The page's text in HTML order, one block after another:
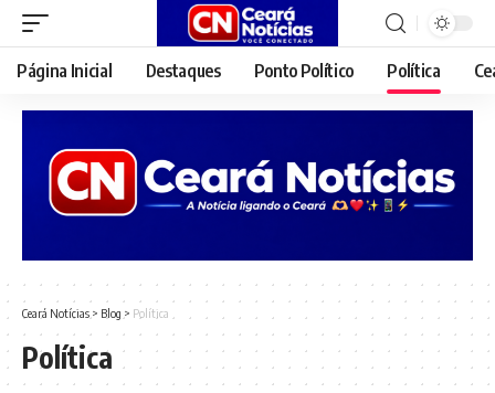
Página Inicial Destaques Ponto Político Política
Ceará Notícias > Blog > Política
Política